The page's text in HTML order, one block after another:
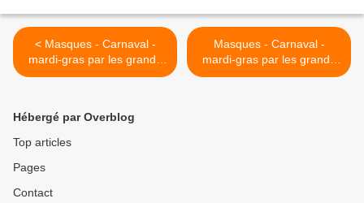
< Masques - Carnaval -
mardi-gras par les grands
peintres - Marco Ortolan -
Masques - Carnaval -
mardi-gras par les grands
peintres - Marco Ortolan -
Hébergé par Overblog
Top articles
Pages
Contact